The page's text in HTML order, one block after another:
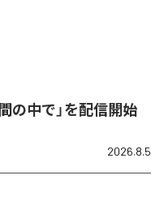
の中で」を配信開始
2026.8.5